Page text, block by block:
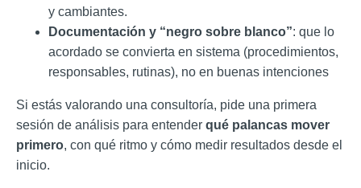
y cambiantes.
Documentación y “negro sobre blanco”: que lo
acordado se convierta en sistema (procedimientos,
responsables, rutinas), no en buenas intenciones
Si estás valorando una consultoría, pide una primera
sesión de análisis para entender qué palancas mover
primero, con qué ritmo y cómo medir resultados desde el
inicio.